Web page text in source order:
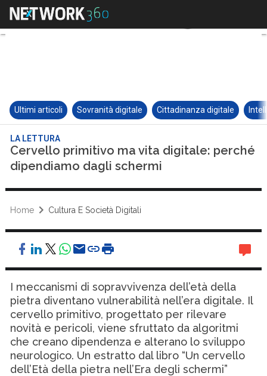
Ultimi articoli Sovranità digitale Cittadinanza digitale
LA LETTURA
Cervello primitivo ma vita digitale: perché
dipendiamo dagli schermi
Home Cultura E Società Digitali
I meccanismi di sopravvivenza dell’età della
pietra diventano vulnerabilità nell’era digitale. Il
cervello primitivo, progettato per rilevare
novità e pericoli, viene sfruttato da algoritmi
che creano dipendenza e alterano lo sviluppo
neurologico. Un estratto dal libro “Un cervello
dell’Età della pietra nell’Era degli schermi”